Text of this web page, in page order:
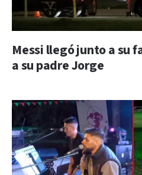
Messi llegó junto a su
a su padre Jorge